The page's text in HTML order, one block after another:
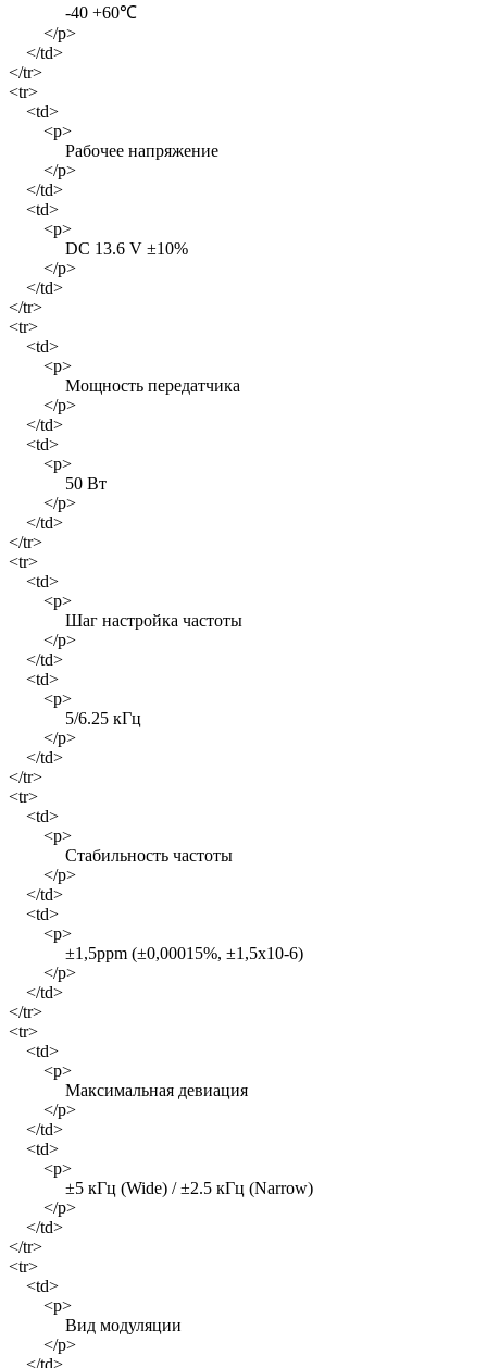
-40 +60℃
</p>
</td>
</tr>
<tr>
<td>
<p>
Рабочее напряжение
</p>
</td>
<td>
<p>
DC 13.6 V ±10%
</p>
</td>
</tr>
<tr>
<td>
<p>
Мощность передатчика
</p>
</td>
<td>
<p>
50 Вт
</p>
</td>
</tr>
<tr>
<td>
<p>
Шаг настройка частоты
</p>
</td>
<td>
<p>
5/6.25 кГц
</p>
</td>
</tr>
<tr>
<td>
<p>
Стабильность частоты
</p>
</td>
<td>
<p>
±1,5ppm (±0,00015%, ±1,5х10-6)
</p>
</td>
</tr>
<tr>
<td>
<p>
Максимальная девиация
</p>
</td>
<td>
<p>
±5 кГц (Wide) / ±2.5 кГц (Narrow)
</p>
</td>
</tr>
<tr>
<td>
<p>
Вид модуляции
</p>
</td>